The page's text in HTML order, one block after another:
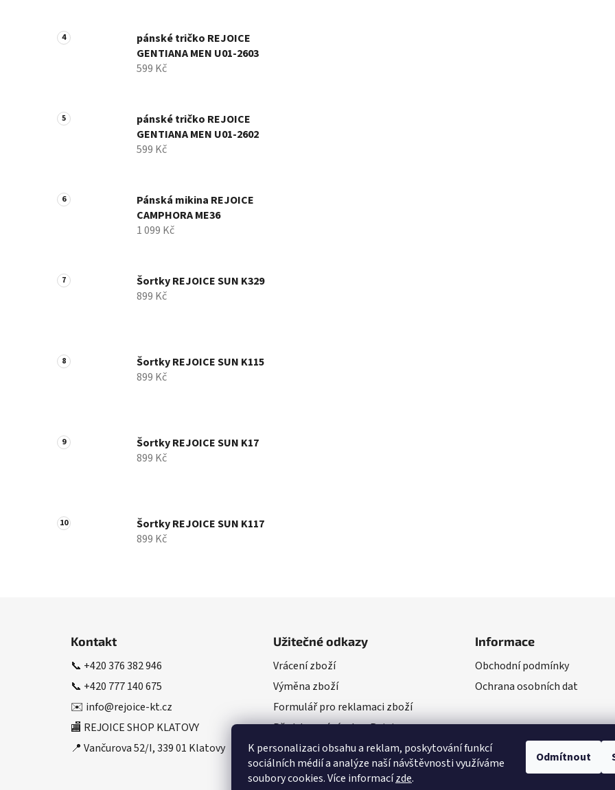
K personalizaci obsahu a reklam, poskytování funkcí
sociálních médií a analýze naší návštěvnosti využíváme
soubory cookies. Více informacízde.
Odmítnout
pánské tričko REJOICE
GENTIANA MEN U01-2603
599 Kč
pánské tričko REJOICE
GENTIANA MEN U01-2602
599 Kč
Pánská mikina REJOICE
CAMPHORA ME36
1 099 Kč
Šortky REJOICE SUN K329
899 Kč
Šortky REJOICE SUN K115
899 Kč
Šortky REJOICE SUN K17
899 Kč
Šortky REJOICE SUN K117
899 Kč
Kontakt
📞 +420 376 382 946
📞 +420 777 140 675
✉️ info@rejoice-kt.cz
🏬 REJOICE SHOP KLATOVY
📍 Vančurova 52/I, 339 01 Klatovy
Užitečné odkazy
Vrácení zboží
Výměna zboží
Formulář pro reklamaci zboží
Představení výrobce Rejoice
Informace
Obchodní podmínky
Ochrana osobních dat